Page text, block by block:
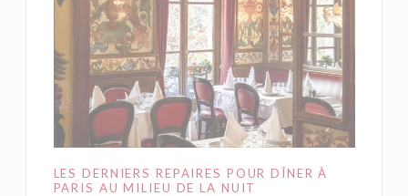
LES DERNIERS REPAIRES POUR DÎNER À
PARIS AU MILIEU DE LA NUIT